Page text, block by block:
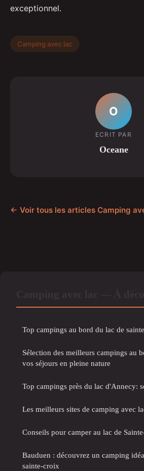
exceptionnel.
Camping avec lac
O
ECRIT PAR
Oceane
← Voir tous les articles Camping
Top campings au bord du lac de
Sélection des meilleurs campings au
vos séjours en pleine nature
Top campings près du lac d'Annecy:
Les meilleurs sites de camping avec
Conseils pour camper au lac de
Bauduen : découvrez un camping
sainte-croix